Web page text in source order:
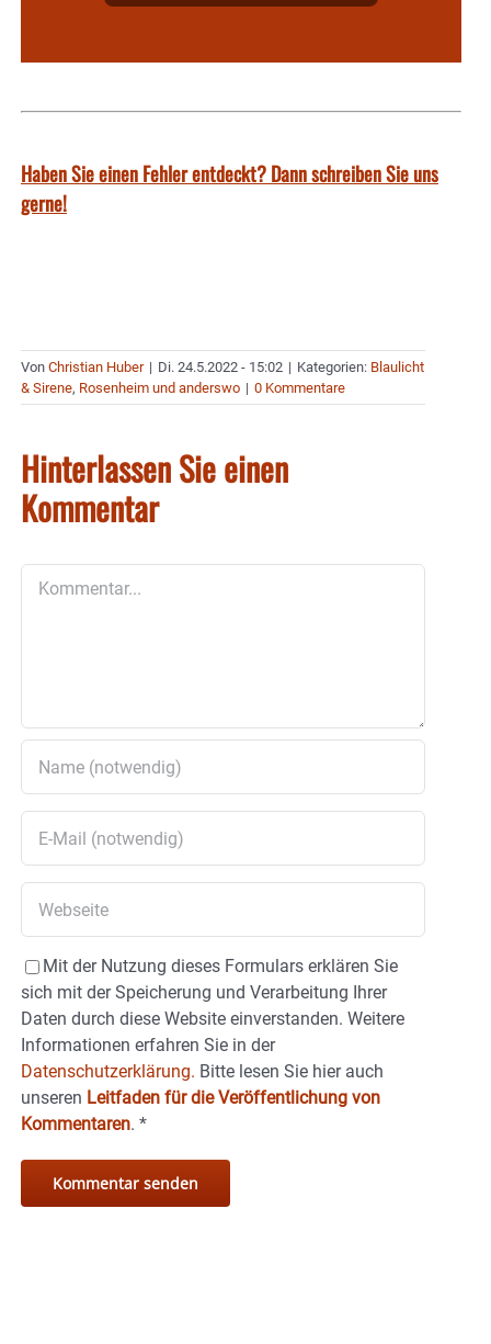
Haben Sie einen Fehler entdeckt? Dann schreiben Sie uns
gerne!
Von Christian Huber | Di. 24.5.2022 - 15:02 | Kategorien: Blaulicht
& Sirene, Rosenheim und anderswo | 0 Kommentare
Hinterlassen Sie einen
Kommentar
Mit der Nutzung dieses Formulars erklären Sie
sich mit der Speicherung und Verarbeitung Ihrer
Daten durch diese Website einverstanden. Weitere
Informationen erfahren Sie in der
Datenschutzerklärung. Bitte lesen Sie hier auch
unseren Leitfaden für die Veröffentlichung von
Kommentaren. *